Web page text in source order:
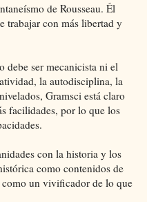
de Rousseau. Él
trabajar con más libertad y
debe ser mecanicista ni el
la autodisciplina, la
Gramsci está claro
facilidades, por lo que los
con la historia y los
como contenidos de
como un vivificador de lo que